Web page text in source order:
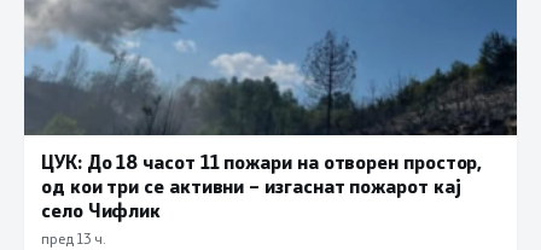
ЦУК: До 18 часот 11 пожари на отворен простор,
од кои три се активни – изгаснат пожарот кај
село Чифлик
пред 13 ч.